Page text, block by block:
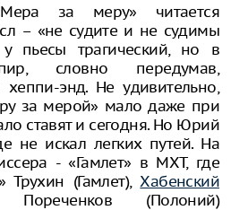
за меру» читается
– «не судите и не судимы
пьесы трагический, но в
словно передумав,
энд. Не удивительно,
за мерой» мало даже при
ставят и сегодня. Но Юрий
не искал легких путей. На
- «Гамлет» в МХТ, где
Трухин (Гамлет),Хабенский
(Полоний)